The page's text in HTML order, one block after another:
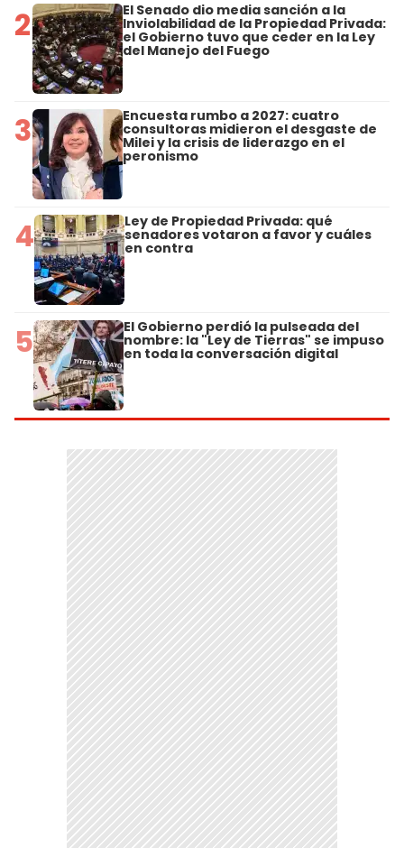
2 El Senado dio media sanción a la
Inviolabilidad de la Propiedad Privada:
el Gobierno tuvo que ceder en la Ley
del Manejo del Fuego
3 Encuesta rumbo a 2027: cuatro
consultoras midieron el desgaste de
Milei y la crisis de liderazgo en el
peronismo
4 Ley de Propiedad Privada: qué
senadores votaron a favor y cuáles
en contra
5 El Gobierno perdió la pulseada del
nombre: la "Ley de Tierras" se impuso
en toda la conversación digital